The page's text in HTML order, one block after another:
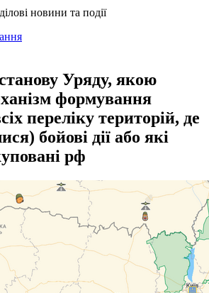
новини та події
Уряду, якою
формування
переліку територій, де
бойові дії або які
рф